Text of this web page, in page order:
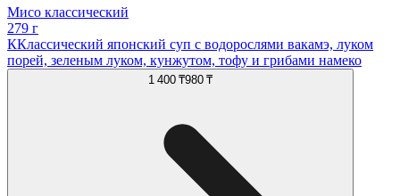
Мисо классический
279 г
ККлассический японский суп с водорослями вакамэ, луком
порей, зеленым луком, кунжутом, тофу и грибами намеко
1 400 ₸980 ₸